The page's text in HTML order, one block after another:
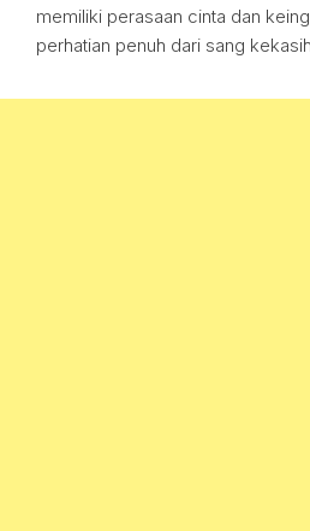
memiliki perasaan cinta dan
perhatian penuh dari sang